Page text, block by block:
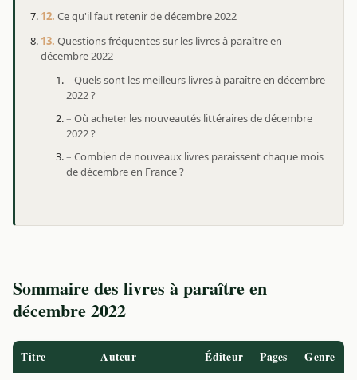
Ce qu'il faut retenir de décembre 2022
Questions fréquentes sur les livres à paraître en
décembre 2022
Quels sont les meilleurs livres à paraître en décembre
2022 ?
Où acheter les nouveautés littéraires de décembre
2022 ?
Combien de nouveaux livres paraissent chaque mois
de décembre en France ?
Sommaire des livres à paraître en
décembre 2022
Titre Auteur Éditeur Pages Genre